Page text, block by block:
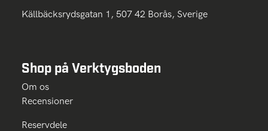
Källbäcksrydsgatan 1, 507 42 Borås, Sverige
Shop på Verktygsboden
Om os
Recensioner
Reservdele